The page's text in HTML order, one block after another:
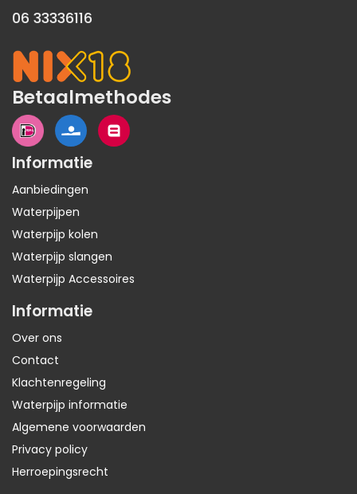
06 33336116
Betaalmethodes
Informatie
Aanbiedingen
Waterpijpen
Waterpijp kolen
Waterpijp slangen
Waterpijp Accessoires
Informatie
Over ons
Contact
Klachtenregeling
Waterpijp informatie
Algemene voorwaarden
Privacy policy
Herroepingsrecht